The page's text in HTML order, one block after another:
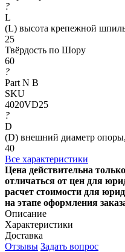
?
L
(L) высота крепежной
25
Твёрдость по Шору
60
?
Part N B
SKU
4020VD25
?
D
(D) внешний диаметр
40
Все характеристики
Цена действительна
отличаться от цен для
расчет стоимости для
на этапе оформления
Описание
Характеристики
Доставка
Отзывы Задать вопрос